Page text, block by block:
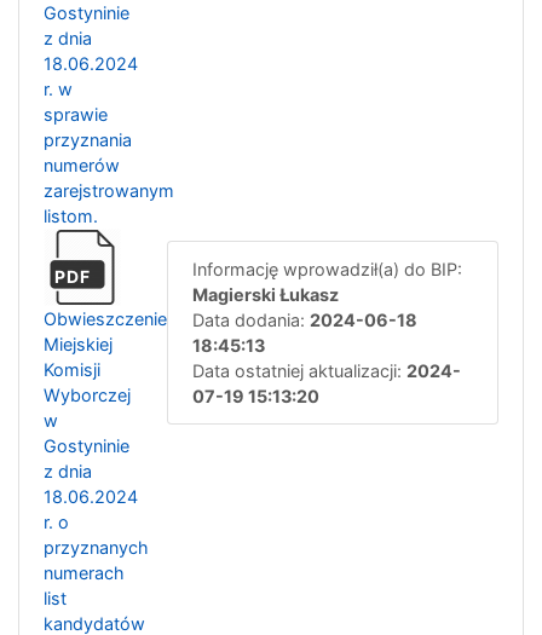
Gostyninie
z dnia
18.06.2024
r. w
sprawie
przyznania
numerów
zarejstrowanym
listom.
PDF
Obwieszczenie
Miejskiej
Komisji
Wyborczej
w
Gostyninie
z dnia
18.06.2024
r. o
przyznanych
numerach
list
kandydatów
Informację wprowadził(a) do BIP:
Magierski Łukasz
Data dodania: 2024-06-18
18:45:13
Data ostatniej aktualizacji: 2024-
07-19 15:13:20